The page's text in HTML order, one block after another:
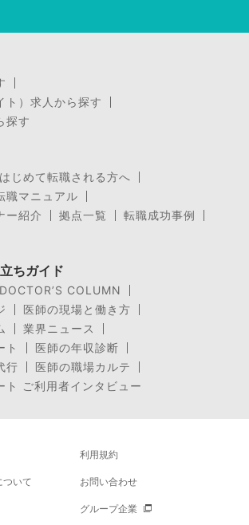
ト）求人から探す
探す
はじめて転職される方へ
職マニュアル
ー紹介
拠点一覧
転職成功事例
ちガイド
DOCTOR’S COLUMN
医師の現場と働き方
業界ニュース
ト
医師の年収診断
行
医師の職場カルテ
ト ご利用者インタビュー
利用規約
ついて お問い合わせ
グループ企業